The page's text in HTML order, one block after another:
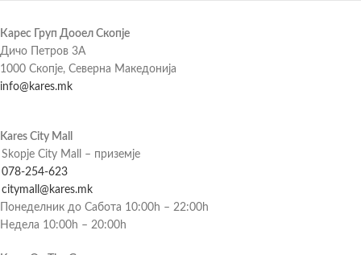
Карес Груп Дооел Скопје
Дичо Петров 3А
1000 Скопје, Северна Македонија
info@kares.mk
Kares City Mall
Skopje City Mall – приземје
078-254-623
citymall@kares.mk
Понеделник до Сабота 10:00h – 22:00h
Недела 10:00h – 20:00h